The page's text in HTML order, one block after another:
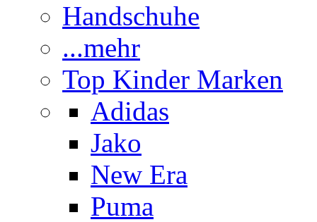
Handschuhe
...mehr
Top Kinder Marken
Adidas
Jako
New Era
Puma